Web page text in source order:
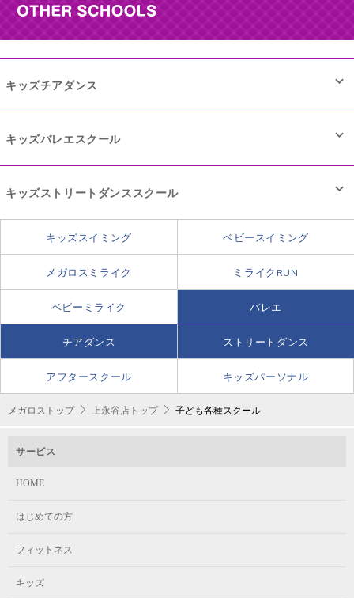
キッズチアダンス
チームワークが大切なチアダンス。上達するには相手を思いや
る心と強い精神力、心の豊かさが必要です。
チームワークを養い、表現力を高めています。そして定期的に
す。明るい笑顔とダンスで周りを元気づけるリーダーになりま
体験予約はこちらから！
スケジュール
キッズバレエスクール
身体のラインを整え、柔軟性を高め、
美しさを引きだしてくれるバレエは
お子さまの情操教育にも効果的です。
集団でのレッスンで協調性やチームワークを養い、
表現力を高めます。
日ごろの練習の成果を発揮しています。
キッズストリートダンススクール
音楽にあわせて体を動かすことによって、リズム感や
集団でのレッスンで協調性やチームワークを養い、
表現力を高めます。
キッズスイミング ベビースイミング
メガロスミライク ミライクRUN
ベビーミライク バレエ
チアダンス ストリートダンス
アフタースクール キッズパーソナル
メガロストップ 上永谷店トップ 子ども各種スクール
サービス
HOME
はじめての方
フィットネス
キッズ